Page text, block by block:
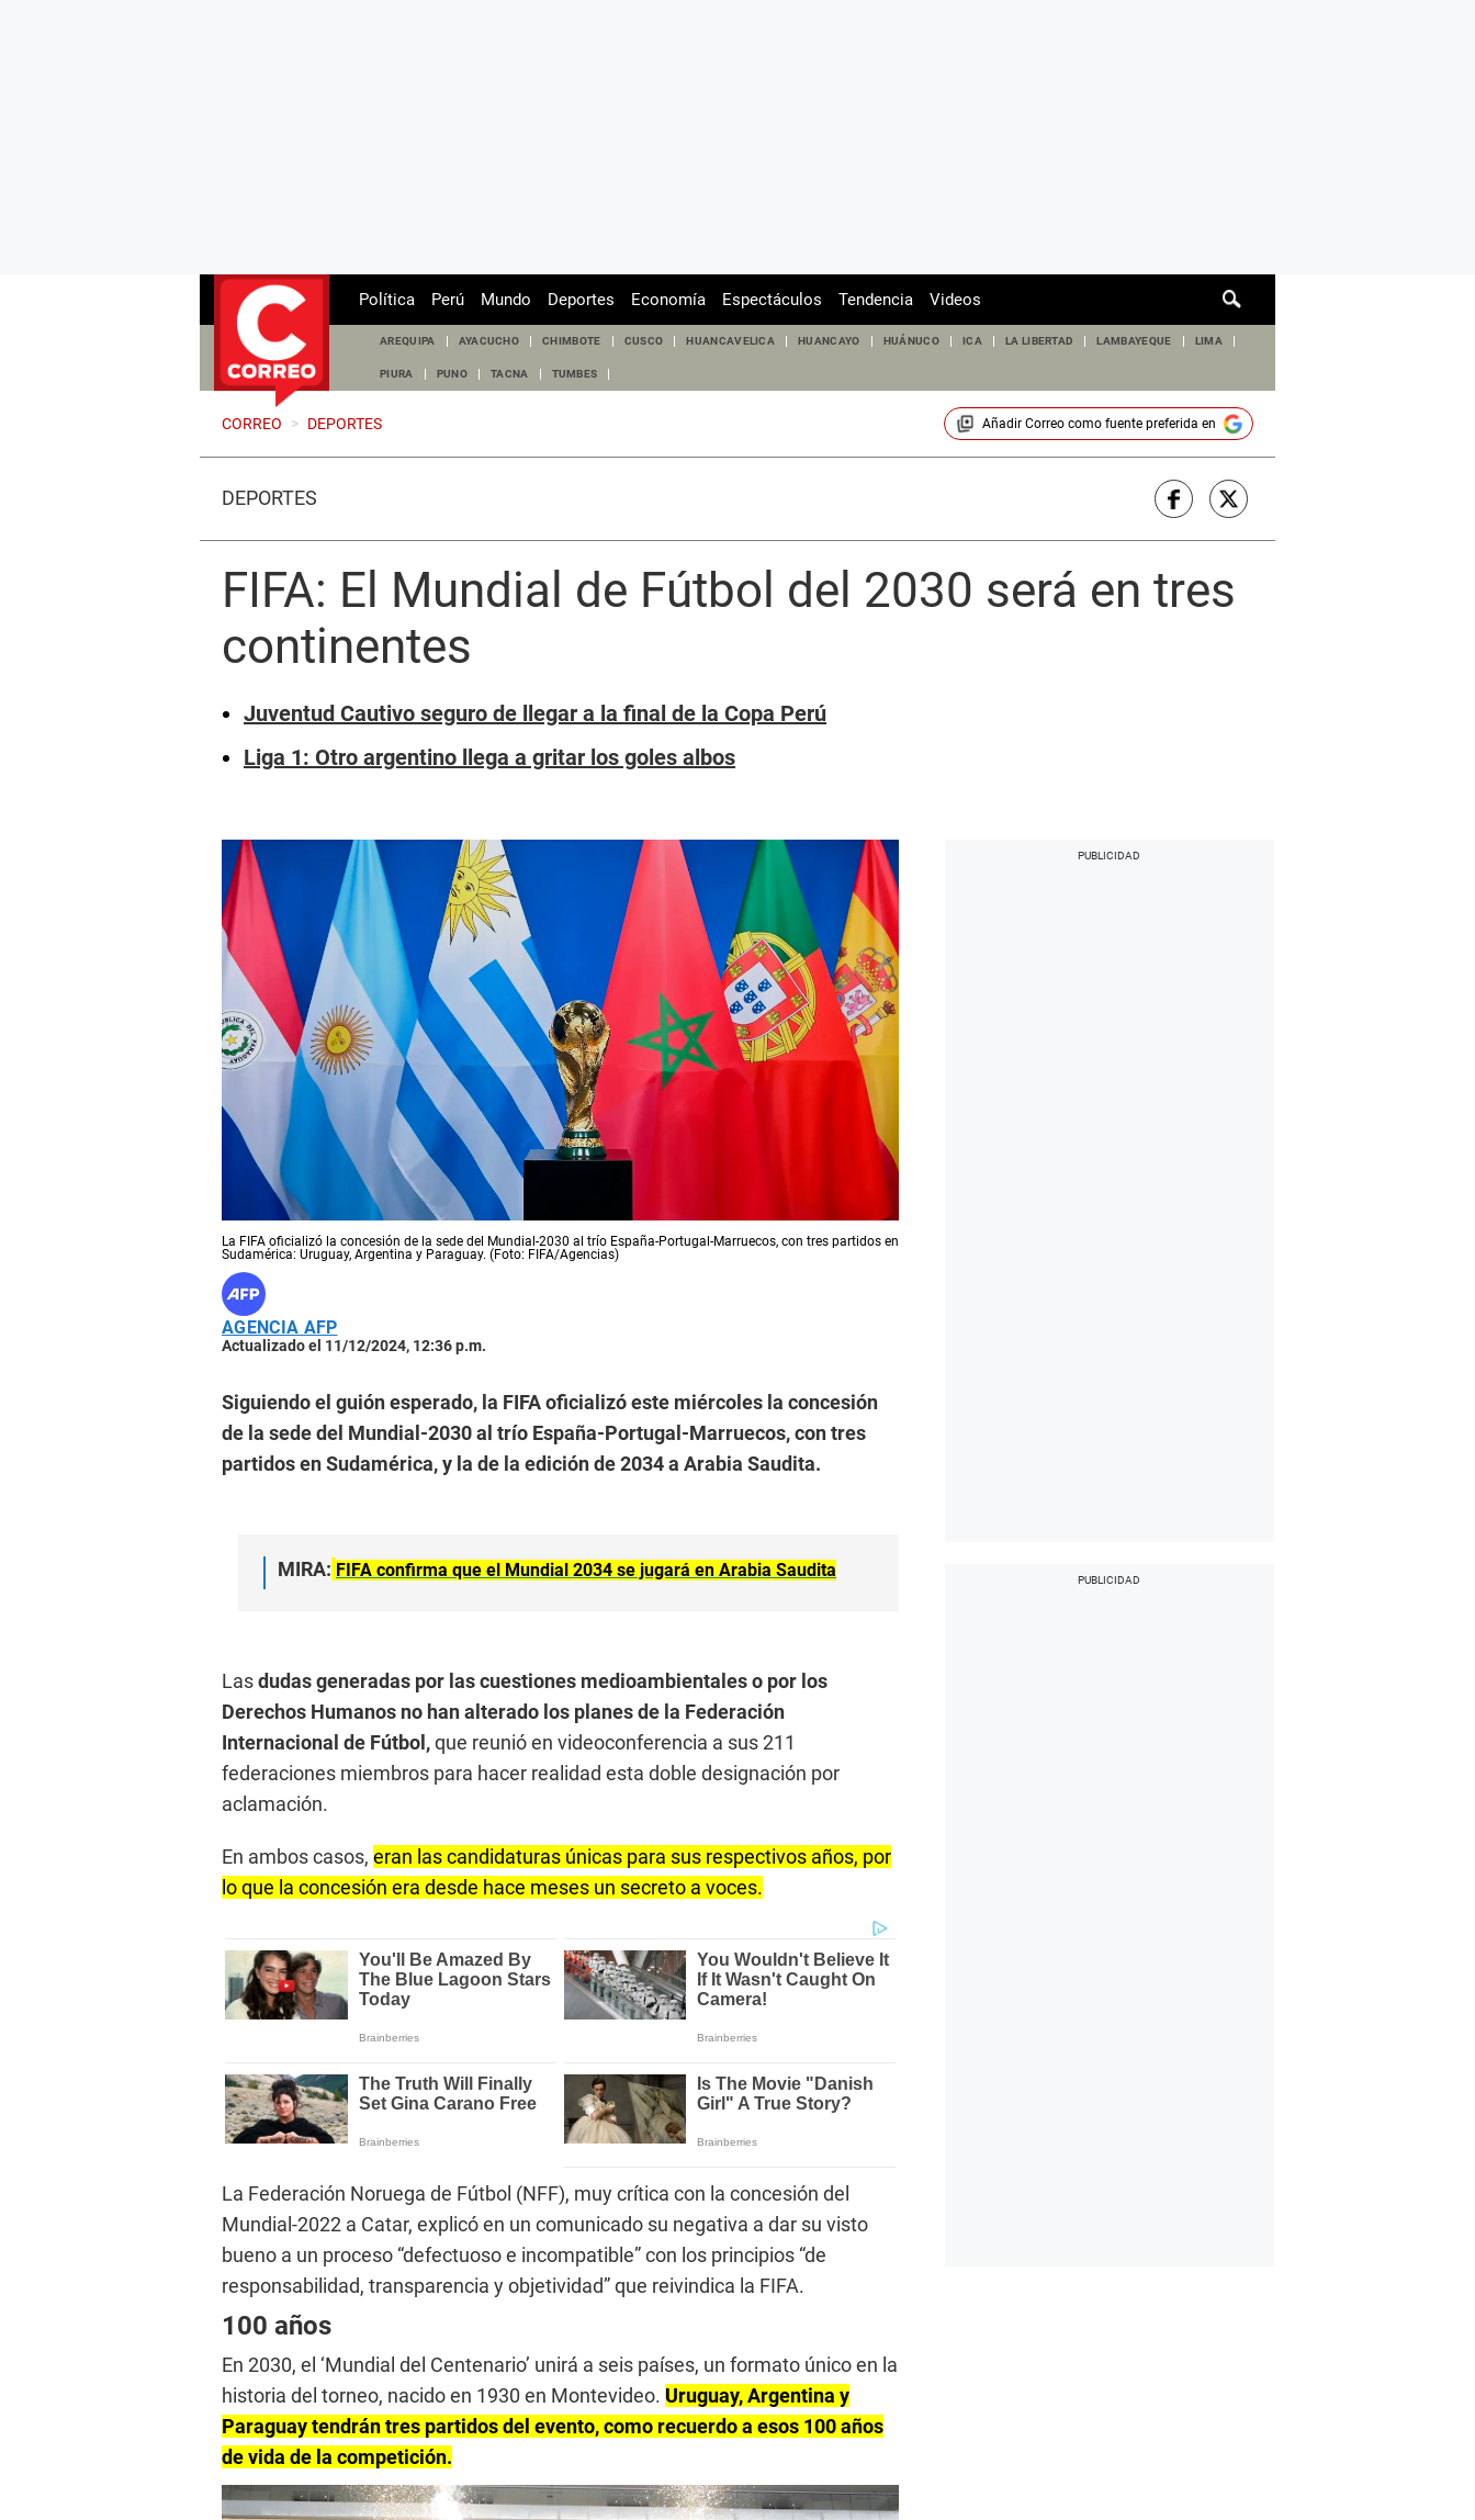
de
Política Perú Mundo Deportes Economía Espectáculos Tendencia Videos
AREQUIPA AYACUCHO CHIMBOTE CUSCO HUANCAVELICA HUANCAYO HUÁNUCO ICA LA LIBERTAD LAMBAYEQUE LIMA
PIURA PUNO TACNA TUMBES
CORREO > DEPORTES Añadir Correocomo fuente preferida en
DEPORTES
FIFA: El Mundial de Fútbol del 2030 será en tres
continentes
Juventud Cautivo seguro de llegar a la final de la Copa Perú
Liga 1: Otro argentino llega a gritar los goles albos
La FIFA oficializó la concesión de la sede del Mundial-2030 al trío España-Portugal-Marruecos, con tres partidos en
Sudamérica: Uruguay, Argentina y Paraguay. (Foto: FIFA/Agencias)
AGENCIA AFP
Actualizado el 11/12/2024, 12:36 p.m.
Siguiendo el guión esperado, la FIFA oficializó este miércoles la concesión
de la sede del Mundial-2030 al trío España-Portugal-Marruecos, con tres
partidos en Sudamérica, y la de la edición de 2034 a Arabia Saudita.
MIRA: FIFA confirma que el Mundial 2034 se jugará en Arabia Saudita
Lasdudas generadas por las cuestiones medioambientales o por los
Derechos Humanos no han alterado los planes de la Federación
Internacional de Fútbol,que reunió en videoconferencia a sus 211
federaciones miembros para hacer realidad esta doble designación por
aclamación.
En ambos casos, eran las candidaturas únicas para sus respectivos años, por
lo que la concesión era desde hace meses un secreto a voces.
La Federación Noruega de Fútbol (NFF), muy crítica con la concesión del
Mundial-2022 a Catar, explicó en un comunicado su negativa a dar su visto
bueno a un proceso “defectuoso e incompatible” con los principios “de
responsabilidad, transparencia y objetividad” que reivindica la FIFA.
100 años
En 2030, el ‘Mundial del Centenario’ unirá a seis países, un formato único en la
historia del torneo, nacido en 1930 en Montevideo. Uruguay, Argentina y
Paraguay tendrán tres partidos del evento, como recuerdo a esos 100 años
de vida de la competición.